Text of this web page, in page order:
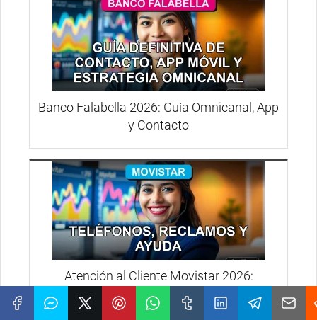
Banco Falabella 2026: Guía Omnicanal, App
y Contacto
Atención al Cliente Movistar 2026:
Teléfonos, Reclamos y Ayuda